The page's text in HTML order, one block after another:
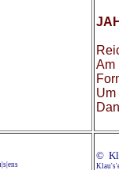
Am
Um
©